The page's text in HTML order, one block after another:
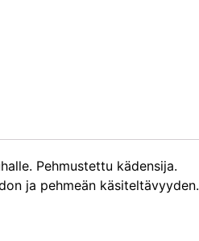
Pehmustettu kädensija.
ja pehmeän käsiteltävyyden.